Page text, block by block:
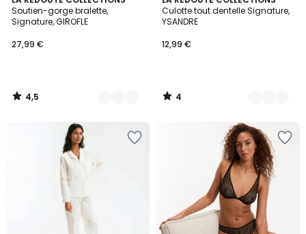
Soutien-gorge bralette,
Signature, GIROFLE
27,99 €
/ 5
Couleurs
4,5
/
Culotte tout dentelle Signature,
YSANDRE
12,99 €
/
5
Couleurs
4
/